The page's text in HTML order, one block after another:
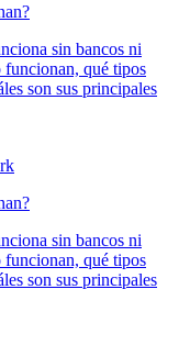
sin bancos ni
funcionan, qué tipos
son sus principales
sin bancos ni
funcionan, qué tipos
son sus principales